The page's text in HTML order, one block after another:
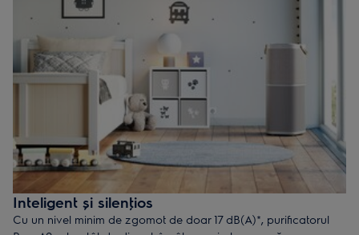
schimbările de aer pe oră) sau 52 m2 (conform US AHAM) pentru modelul PA91-604GY
Inteligent și silenţios
Cu un nivel minim de zgomot de doar 17 dB(A)*, purificatorul